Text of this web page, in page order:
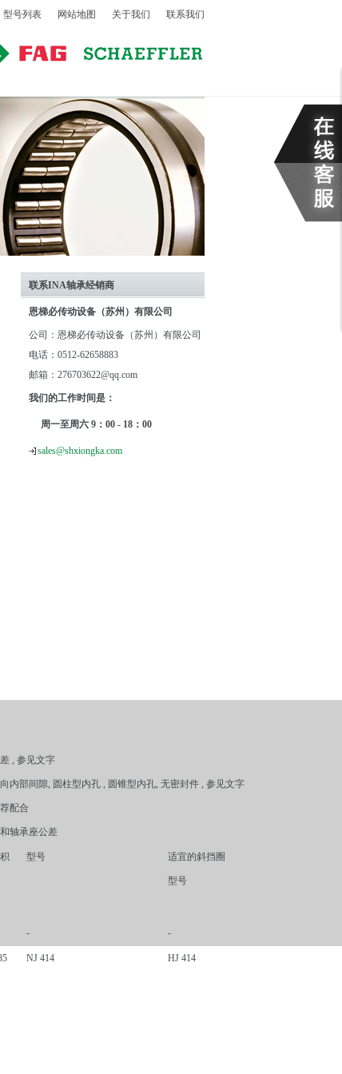
型号列表 网站地图 关于我们 联系我们
, 参见文字
内部间隙, 圆柱型内孔 , 圆锥型内孔, 无密封件 , 参见文字
配合
轴承座公差
型号 适宜的斜挡圈
型号
- -
NJ 414 HJ 414
联系INA轴承经销商
恩梯必传动设备（苏州）有限公司
公司：恩梯必传动设备（苏州）有限公司
电话：0512-62658883
邮箱：276703622@qq.com
我们的工作时间是：
周一至周六 9：00 - 18：00
sales@shxiongka.com